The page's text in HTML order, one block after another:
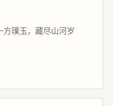
璞玉，藏尽山河岁